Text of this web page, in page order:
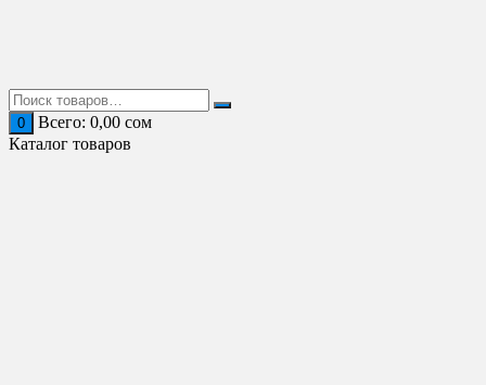
0 Всего: 0,00 сом
Каталог товаров